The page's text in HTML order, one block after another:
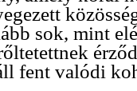
sok, mint
fent valódi